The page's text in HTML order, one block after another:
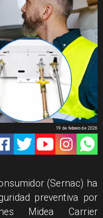
19 de febrero de 2026
(Sernac) ha
preventiva por
Midea Carrier